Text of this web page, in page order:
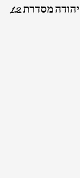
2745 – תמונה של של שבט יהודה מסדרת 12